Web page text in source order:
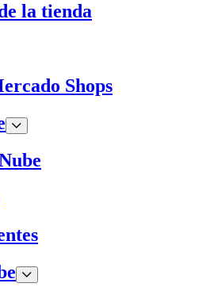
la tienda
Shops